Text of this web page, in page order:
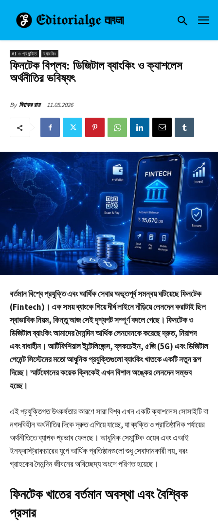
AI ও প্রযুক্তি ব্যাংকিং
ফিনটেক বিপ্লব: ডিজিটাল ব্যাংকিং ও ক্যাশলেস
অর্থনীতির ভবিষ্যৎ
By দিবাকর রায় 11.05.2026
বর্তমান বিশ্বে প্রযুক্তি এবং আর্থিক সেবার অভূতপূর্ব সমন্বয় ঘটিয়েছে ফিনটেক
(Fintech)। এক সময় ব্যাংকে গিয়ে দীর্ঘ লাইনে দাঁড়িয়ে লেনদেন করাটাই ছিল
স্বাভাবিক নিয়ম, কিন্তু আজ সেই দৃশ্যপট সম্পূর্ণ বদলে গেছে। ফিনটেক ও
ডিজিটাল ব্যাংকিং আমাদের দৈনন্দিন আর্থিক লেনদেনকে করেছে দ্রুত, নিরাপদ
এবং বাধাহীন। আর্টিফিশিয়াল ইন্টেলিজেন্স, ব্লকচেইন, ৫জি (5G) এবং ডিজিটাল
পেমেন্ট সিস্টেমের মতো আধুনিক প্রযুক্তিগুলো ব্যাংকিং খাতকে একটি নতুন রূপ
দিচ্ছে। স্মার্টফোনের কয়েক ক্লিকেই এখন বিশাল অঙ্কের লেনদেন সম্ভব
হচ্ছে।
এই প্রযুক্তিগত উৎকর্ষতার কারণে সারা বিশ্ব এখন একটি ক্যাশলেস সোসাইটি বা
নগদবিহীন অর্থনীতির দিকে দ্রুত এগিয়ে যাচ্ছে, যা ব্যক্তি ও প্রাতিষ্ঠানিক পর্যায়ের
অর্থনীতিতে ব্যাপক প্রভাব ফেলছে। আধুনিক সেমান্টিক ওয়েব এবং এআই
ইনফ্রাস্ট্রাকচারের যুগে আর্থিক প্রতিষ্ঠানগুলো শুধু সেবাদানকারী নয়, বরং
গ্রাহকের দৈনন্দিন জীবনের অবিচ্ছেদ্য অংশে পরিণত হয়েছে।
ফিনটেক খাতের বর্তমান অবস্থা এবং বৈশ্বিক
প্রসার